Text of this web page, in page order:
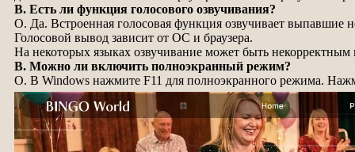
В. Есть ли функция голосового озвучивания?
О. Да. Встроенная голосовая функция озвучивает выпавшие
Голосовой вывод зависит от ОС и браузера.
На некоторых языках озвучивание может быть некорректным
В. Можно ли включить полноэкранный режим?
О. В Windows нажмите F11 для полноэкранного режима.